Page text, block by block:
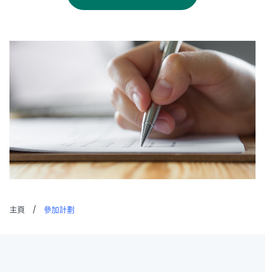
主⾴ / 參加計劃